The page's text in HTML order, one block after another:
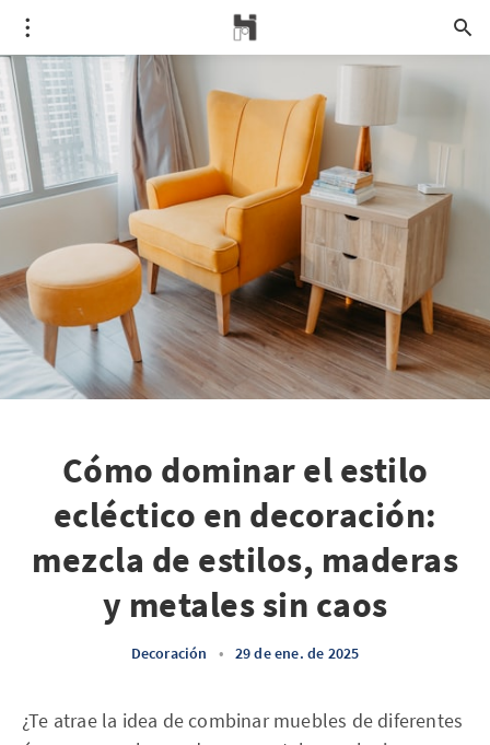
Cómo dominar el estilo
ecléctico en decoración:
mezcla de estilos, maderas
y metales sin caos
Decoración • 29 de ene. de 2025
¿Te atrae la idea de combinar muebles de diferentes